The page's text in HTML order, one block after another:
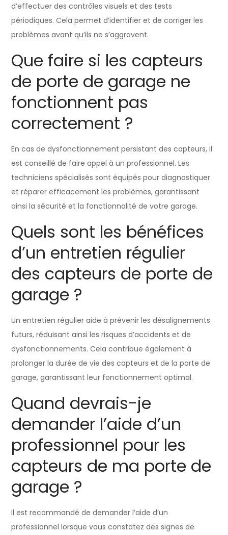
d’effectuer des contrôles visuels et des tests
périodiques. Cela permet d’identifier et de corriger les
problèmes avant qu’ils ne s’aggravent.
Que faire si les capteurs
de porte de garage ne
fonctionnent pas
correctement ?
En cas de dysfonctionnement persistant des capteurs, il
est conseillé de faire appel à un professionnel. Les
techniciens spécialisés sont équipés pour diagnostiquer
et réparer efficacement les problèmes, garantissant
ainsi la sécurité et la fonctionnalité de votre garage.
Quels sont les bénéfices
d’un entretien régulier
des capteurs de porte de
garage ?
Un entretien régulier aide à prévenir les désalignements
futurs, réduisant ainsi les risques d’accidents et de
dysfonctionnements. Cela contribue également à
prolonger la durée de vie des capteurs et de la porte de
garage, garantissant leur fonctionnement optimal.
Quand devrais-je
demander l’aide d’un
professionnel pour les
capteurs de ma porte de
garage ?
Il est recommandé de demander l’aide d’un
professionnel lorsque vous constatez des signes de